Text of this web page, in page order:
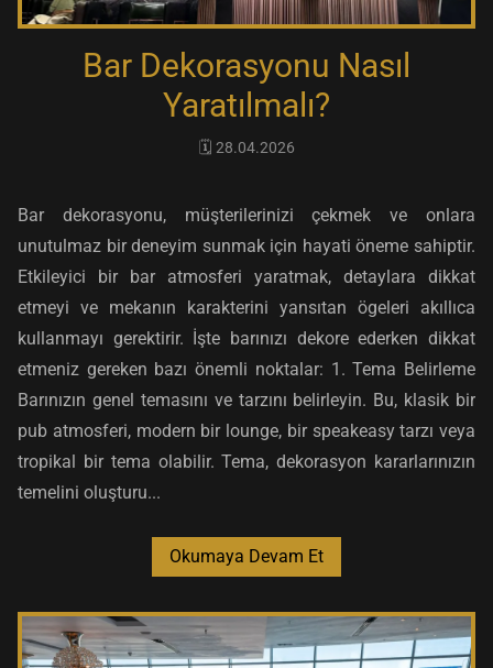
Bar Dekorasyonu Nasıl
Yaratılmalı?
🗓️ 28.04.2026
Bar dekorasyonu, müşterilerinizi çekmek ve onlara
unutulmaz bir deneyim sunmak için hayati öneme sahiptir.
Etkileyici bir bar atmosferi yaratmak, detaylara dikkat
etmeyi ve mekanın karakterini yansıtan ögeleri akıllıca
kullanmayı gerektirir. İşte barınızı dekore ederken dikkat
etmeniz gereken bazı önemli noktalar: 1. Tema Belirleme
Barınızın genel temasını ve tarzını belirleyin. Bu, klasik bir
pub atmosferi, modern bir lounge, bir speakeasy tarzı veya
tropikal bir tema olabilir. Tema, dekorasyon kararlarınızın
temelini oluşturu...
Okumaya Devam Et